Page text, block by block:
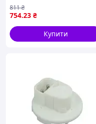
X6 E71, E72 02.07-06.14 TYC
18-0457-00-9
754.23 ₴
811₴
Купити